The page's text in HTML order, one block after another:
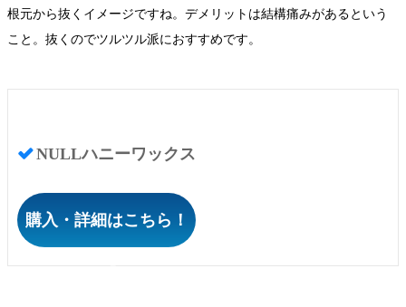
根元から抜くイメージですね。デメリットは結構痛みがあるという
こと。抜くのでツルツル派におすすめです。
NULLハニーワックス
購入・詳細はこちら！